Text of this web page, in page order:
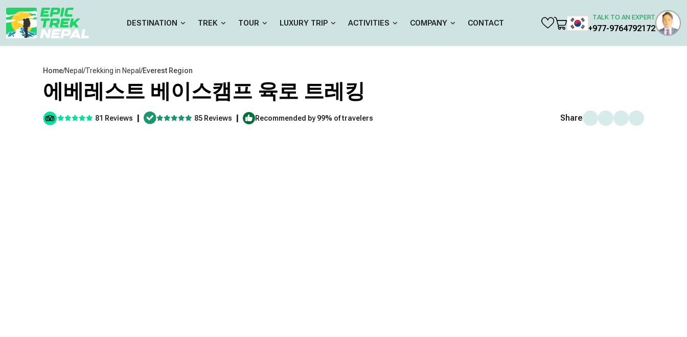
DESTINATION TREK TOUR LUXURY TRIP ACTIVITIES COMPANY CONTACT
TALK TO AN EXPERT
+977-9764792172
Home/Nepal /Trekking in Nepal /Everest Region
에베레스트 베이스캠프 육로 트레킹
81 Reviews | 85 Reviews | Recommended by 99% of travelers Share